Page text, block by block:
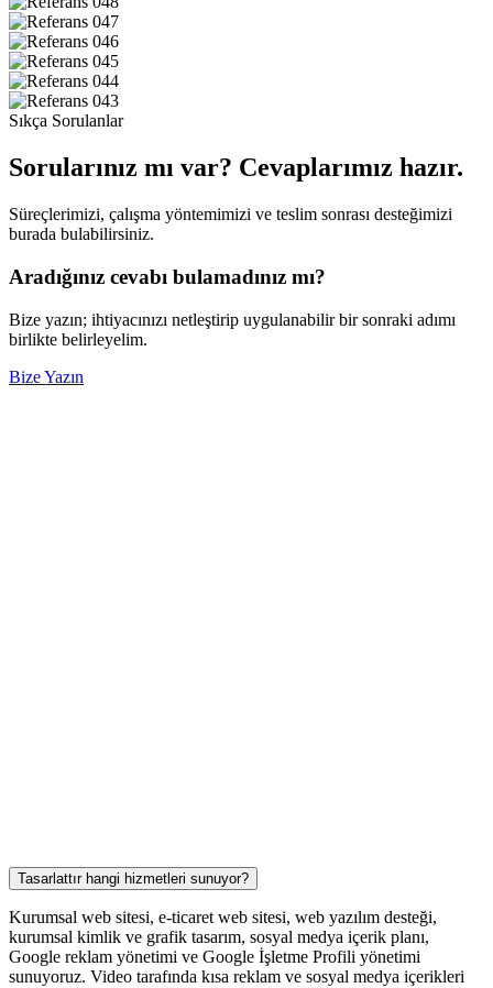
Sıkça Sorulanlar
Sorularınız mı var? Cevaplarımız hazır.
Süreçlerimizi, çalışma yöntemimizi ve teslim sonrası desteğimizi
burada bulabilirsiniz.
Aradığınız cevabı bulamadınız mı?
Bize yazın; ihtiyacınızı netleştirip uygulanabilir bir sonraki adımı
birlikte belirleyelim.
Bize Yazın
Tasarlattır hangi hizmetleri sunuyor?
Kurumsal web sitesi, e-ticaret web sitesi, web yazılım desteği,
kurumsal kimlik ve grafik tasarım, sosyal medya içerik planı,
Google reklam yönetimi ve Google İşletme Profili yönetimi
sunuyoruz. Video tarafında kısa reklam ve sosyal medya içerikleri